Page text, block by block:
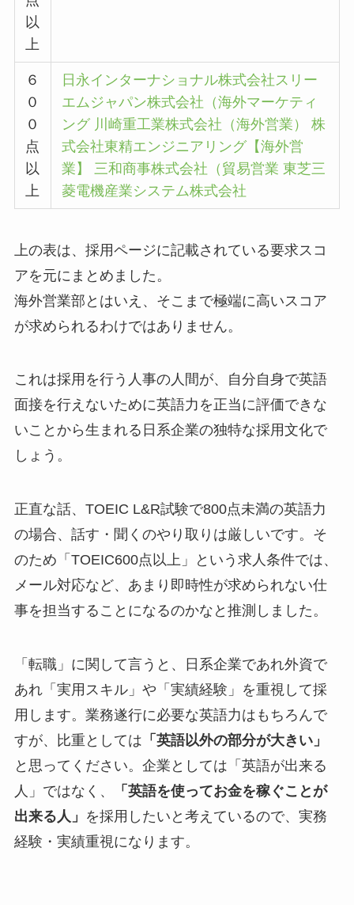
以
上
６
０
０
点
以
上
日永インターナショナル株式会社 スリー
エムジャパン株式会社（海外マーケティ
ング 川崎重工業株式会社（海外営業）
株
式会社東精エンジニアリング【海外営
業】
三和商事株式会社（貿易営業 東芝三
菱電機産業システム株式会社
上の表は、採用ページに記載されている要求スコ
アを元にまとめました。
海外営業部とはいえ、そこまで極端に高いスコア
が求められるわけではありません。
これは採用を行う人事の人間が、自分自身で英語
面接を行えないために英語力を正当に評価できな
いことから生まれる日系企業の独特な採用文化で
しょう。
正直な話、TOEIC L&R試験で800点未満の英語力
の場合、話す・聞くのやり取りは厳しいです。そ
のため「TOEIC600点以上」という求人条件では、
メール対応など、あまり即時性が求められない仕
事を担当することになるのかなと推測しました。
「転職」に関して言うと、日系企業であれ外資で
あれ「実用スキル」や「実績経験」を重視して採
用します。業務遂行に必要な英語力はもちろんで
すが、比重としては 「英語以外の部分が大きい」
と思ってください。企業としては「英語が出来る
人」ではなく、
「英語を使ってお金を稼ぐことが
出来る人」 を採用したいと考えているので、実務
経験・実績重視になります。